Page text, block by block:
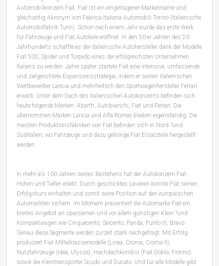
Automobilkonzern Fiat. Fiat ist ein eingetragener Markenname und
gleichzeitig Akronym von Fabrica Italiana Automobili Torino (Italienische
Automobilfabrik Turin). Schon nach einem Jahr wurde das erste Werk
für Fahrzeuge und Fiat Autoteile eröffnet. In den 50-er Jahren des 20.
Jahrhunderts schaffte es der italienische Autohersteller dank der Modelle
Fiat 500, Spider und Torpedo eines der erfolgreichsten Unternehmen
Italiens zu werden. Jahre später startete Fiat eine intensive, umfassende
und zielgerichtete Expansionsstrategie, indem er seinen italienischen
Wettbewerber Lancia und mehrheitlich den Sportwagenhersteller Ferrari
erwarb. Unter dem Dach des italienischen Autokonzerns befinden sich
heute folgende Marken: Abarth, Autobianchi, Fiat und Ferrari. Die
übernommen Marken Lancia und Alfa Romeo blieben eigenständig. Die
meisten Produktionsfabriken von Fiat befinden sich in Nord ?und
Süditalien, wo Fahrzeuge und dazu gehörige Fiat Ersatzteile hergestellt
werden.
In mehr als 100 Jahren seines Bestehens hat der Autokonzern Fiat
Höhen und Tiefen erlebt. Durch geschicktes Lavieren konnte Fiat seinen
Erfolgskurs einhalten und somit seine Position auf den europäischen
Automärkten sichern. Im Moment präsentiert die Automarke Fiat ein
breites Angebot an sparsamen und vor allem günstigen Klein ?und
Kompaktwagen wie Cinquecento, Seicento, Panda, Punto III, Bravo.
Genau diese Segmente werden zurzeit stark nachgefragt. Mit Erfolg
produziert Fiat Mittelklassemodelle (Linea, Croma, Croma II),
Nutzfahrzeuge (Idea, Ulysse), Hochdachkombis (Fiat Doblo, Fiorino)
sowie die Kleintransporter Scudo und Ducato. Und für alle Modelle gibt